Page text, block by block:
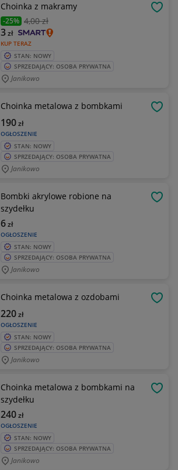
Choinka z makramy
-25% 4,00 zł
KUP TERAZ
3zł
STAN: NOWY
SPRZEDAJĄCY: OSOBA PRYWATNA
Janikowo
Choinka metalowa z bombkami
OGŁOSZENIE
190zł
STAN: NOWY
SPRZEDAJĄCY: OSOBA PRYWATNA
Janikowo
Bombki akrylowe robione na
szydełku
OGŁOSZENIE
6zł
STAN: NOWY
SPRZEDAJĄCY: OSOBA PRYWATNA
Janikowo
Choinka metalowa z ozdobami
OGŁOSZENIE
220zł
STAN: NOWY
SPRZEDAJĄCY: OSOBA PRYWATNA
Janikowo
Choinka metalowa z bombkami na
szydełku
OGŁOSZENIE
240zł
STAN: NOWY
SPRZEDAJĄCY: OSOBA PRYWATNA
Janikowo